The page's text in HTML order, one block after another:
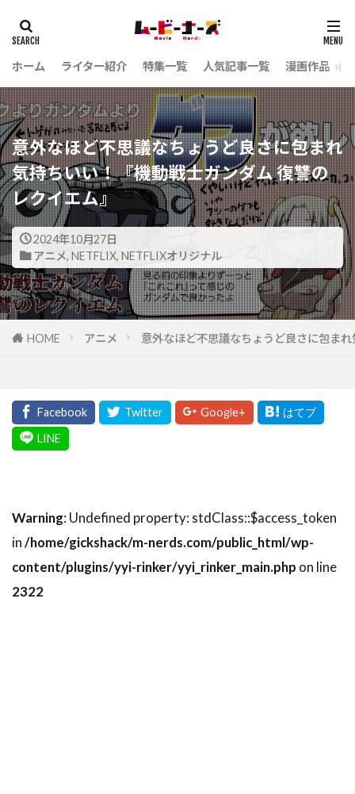
ホーム ライター紹介 特集一覧 人気記事一覧 漫画作品
意外なほど不思議なちょうど良さに包まれ
気持ちいい！『機動戦士ガンダム 復讐の
レクイエム』
2024年10月27日
アニメ, NETFLIX, NETFLIXオリジナル
HOME アニメ 意外なほど不思議なちょうど良さに包ま
Warning: Undefined property: stdClass::$access_token
in/home/gickshack/m-nerds.com/public_html/wp-
content/plugins/yyi-rinker/yyi_rinker_main.php on line
2322